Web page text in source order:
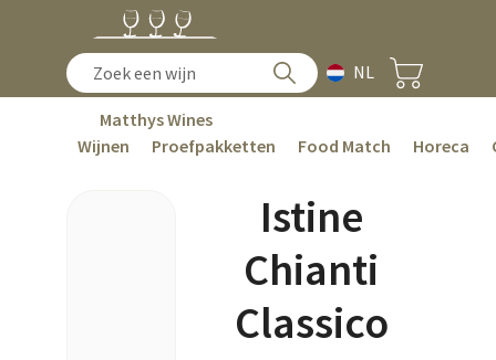
NL
Matthys Wines
Wijnen
Proefpakketten Food Match Horeca
Istine
Chianti
Classico